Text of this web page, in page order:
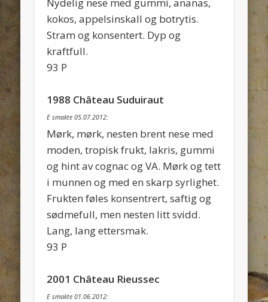
Nydelig nese med gummi, ananas,
kokos, appelsinskall og botrytis.
Stram og konsentert. Dyp og
kraftfull.
93 P
1988 Château Suduiraut
E smakte 05.07.2012:
Mørk, mørk, nesten brent nese med
moden, tropisk frukt, lakris, gummi
og hint av cognac og VA. Mørk og tett
i munnen og med en skarp syrlighet.
Frukten føles konsentrert, saftig og
sødmefull, men nesten litt svidd.
Lang, lang ettersmak.
93 P
2001 Château Rieussec
E smakte 01.06.2012: